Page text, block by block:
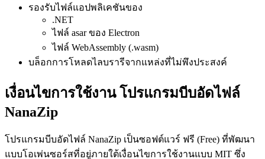
รองรับไฟล์แอปพลิเคชันของ
.NET
ไฟล์ asar ของ Electron
ไฟล์ WebAssembly (.wasm)
บล็อกการโหลดไลบรารีจากแหล่งที่ไม่พึงประสงค์
เงื่อนไขการใช้งาน โปรแกรมบีบอัดไฟล์
NanaZip
โปรแกรมบีบอัดไฟล์ NanaZip เป็นซอฟต์แวร์ ฟรี (Free) ที่พัฒนา
แบบโอเพ่นซอร์สที่อยู่ภายใต้เงื่อนไขการใช้งานแบบ MIT ซึ่ง